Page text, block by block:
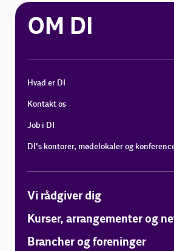
OM DI
Hvad er DI
Kontakt os
Job i DI
DI's kontorer, mødelokaler og
Vi rådgiver dig
Kurser, arrangementer og
Brancher og foreninger